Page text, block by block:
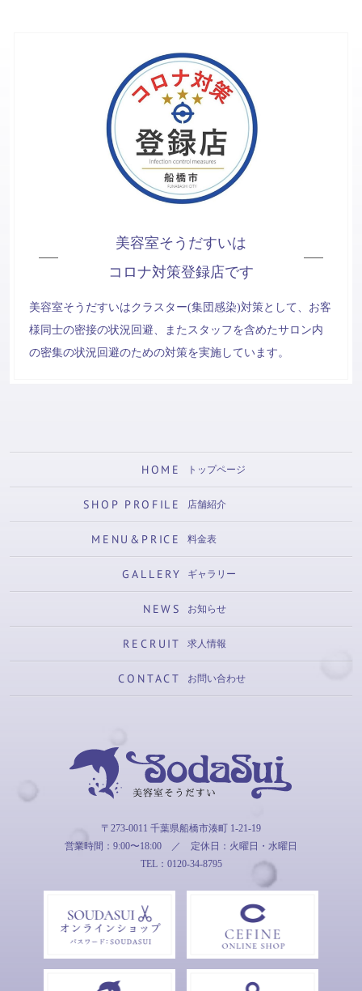
美容室そうだすいは
コロナ対策登録店です
美容室そうだすいはクラスター(集団感染)対策として、お客
様同士の密接の状況回避、またスタッフを含めたサロン内
の密集の状況回避のための対策を実施しています。
HOME トップページ
SHOP PROFILE 店舗紹介
MENU&PRICE 料金表
GALLERY ギャラリー
NEWS お知らせ
RECRUIT 求人情報
CONTACT お問い合わせ
そうだすい
〒273-0011 千葉県船橋市湊町 1-21-19
営業時間：9:00〜18:00 ／ 定休日：火曜日・水曜日
TEL：0120-34-8795